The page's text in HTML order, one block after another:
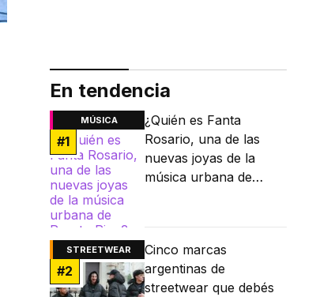
En tendencia
MÚSICA
#1
¿Quién es Fanta
Rosario, una de las
nuevas joyas de la
música urbana de
STREETWEAR
#2
Cinco marcas
argentinas de
streetwear que debés